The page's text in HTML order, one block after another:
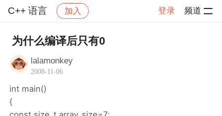
C++ 语言 加入 登录 频道
社区 C++ 语言 帖子详情
为什么编译后只有0
lalamonkey
2008-11-06
int main()
{